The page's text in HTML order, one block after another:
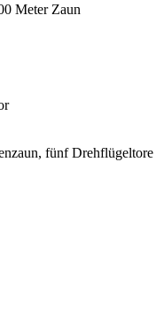
Meter Zaun
fünf Drehflügeltore